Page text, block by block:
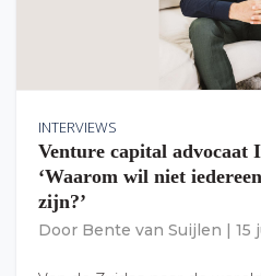
INTERVIEWS
Venture capital advocaat
‘Waarom wil niet
zijn?’
Door Bente van Suijlen 15